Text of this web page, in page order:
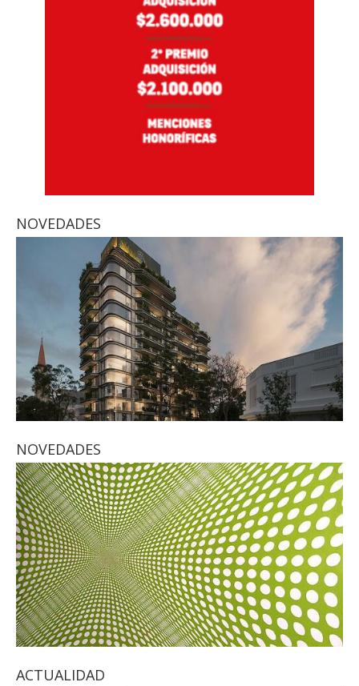
NOVEDADES
PREMIO AZCUY 2026
NOVEDADES
¿Que hacer o quehacer?
ACTUALIDAD